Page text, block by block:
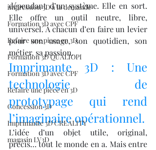
impression 3D à la demande
Formation 3D avec CPF
Refaire une piece en 3D
Formation 3D QUALIOPI
Formation 3D avec CPF
Refaire une pièce en 3D
Concession 3D
Imprimante 3D CREALITY
magasin LV3D
dépendant d’un système. Elle en sort.
Elle offre un outil neutre, libre,
universel. À chacun d’en faire un levier
pour son usage, son quotidien, son
métier, sa passion.
Imprimante 3D : Une
technologie de
prototypage qui rend
l’imaginaire opérationnel.
L’idée d’un objet utile, original,
précis… tout le monde en a. Mais entre